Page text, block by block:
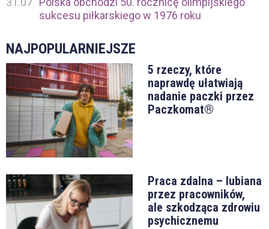
sukcesu piłkarskiego w 1976 roku
NAJPOPULARNIEJSZE
5 rzeczy, które
naprawdę ułatwiają
nadanie paczki przez
Paczkomat®
Praca zdalna – lubiana
przez pracowników,
ale szkodząca zdrowiu
psychicznemu